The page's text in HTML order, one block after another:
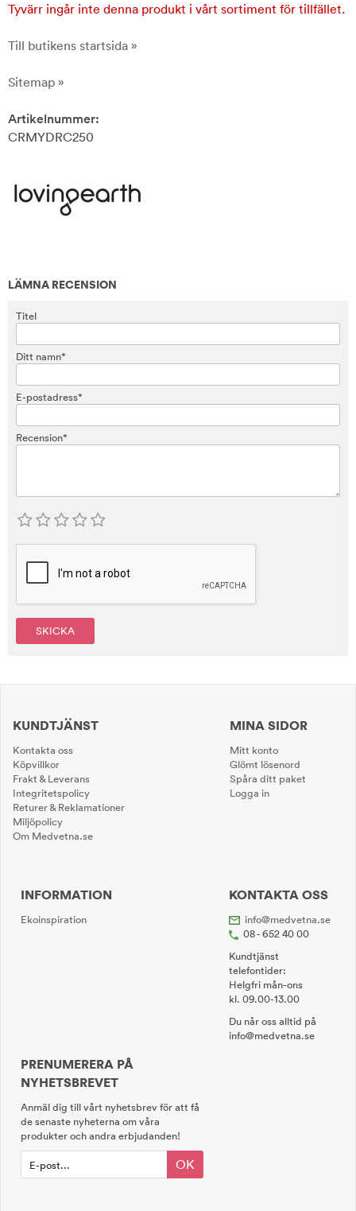
Tyvärr ingår inte denna produkt i vårt sortiment för tillfället.
Till butikens startsida »
Sitemap »
Artikelnummer:
CRMYDRC250
LÄMNA RECENSION
Titel
Ditt namn*
E-postadress*
Recension*
SKICKA
KUNDTJÄNST
Kontakta oss
Köpvillkor
Frakt & Leverans
Integritetspolicy
Returer & Reklamationer
Miljöpolicy
Om Medvetna.se
MINA SIDOR
Mitt konto
Glömt lösenord
Spåra ditt paket
Logga in
INFORMATION
Ekoinspiration
KONTAKTA OSS
info@medvetna.se
08 - 652 40 00
Kundtjänst
telefontider:
Helgfri mån-ons
kl. 09.00-13.00
Du når oss alltid på
info@medvetna.se
PRENUMERERA PÅ
NYHETSBREVET
Anmäl dig till vårt nyhetsbrev för att få
de senaste nyheterna om våra
produkter och andra erbjudanden!
OK